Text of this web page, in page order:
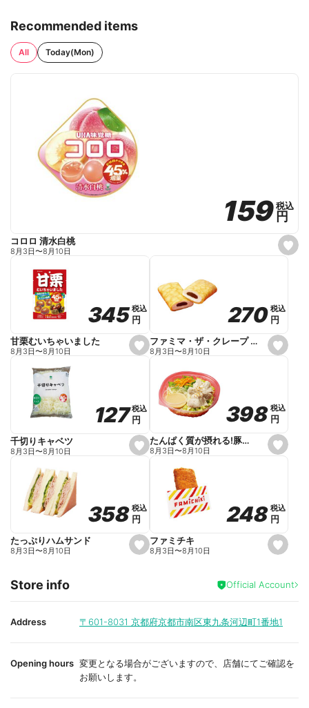
Recommended items
All Today(Mon)
s
e
159
159税込
税込
円
円
コロロ 清水白桃
8月3日〜8月10日
s
e
o
r
i
e
345
345税込
税込
円
円
甘栗むいちゃいました
8月3日〜8月10日
s
e
o
r
i
e
270
270 税込
税込
円
円
ファミマ・ザ・クレープ 生チョコ
8月3日〜8月10日
s
e
o
r
i
e
127
127税込
税込
円
円
千切りキャベツ
8月3日〜8月10日
s
e
o
r
i
e
398
398 税込
税込
円
円
たんぱく質が摂れる!豚しゃぶのパスタサラダ
8月3日〜8月10日
s
e
i
t
358
358税込
税込
円
円
たっぷりハムサンド
8月3日〜8月10日
s
e
a
i
t
248
248 税込
税込
円
円
ファミチキ
8月3日〜8月10日
Store info Official Account
Address 〒601-8031 京都府京都市南区東九条河辺町1番地1
Opening hours 変更となる場合がございますので、店舗にてご確認を
お願いします。